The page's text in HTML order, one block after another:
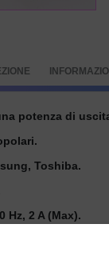
potenza di
Toshiba.
Hz, 2 A (Max).